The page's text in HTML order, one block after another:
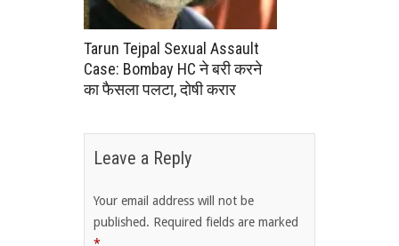
Tarun Tejpal Sexual Assault
Case: Bombay HC ने बरी करने
का फैसला पलटा, दोषी करार
Leave a Reply
Your email address will not be
published. Required fields are marked
*